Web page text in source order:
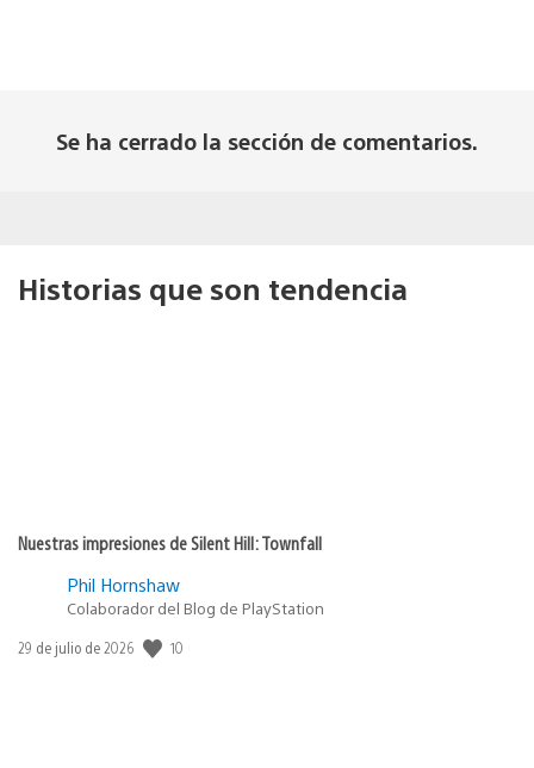
Se ha cerrado la sección de comentarios.
Historias que son tendencia
Nuestras impresiones de Silent Hill: Townfall
Phil Hornshaw
Colaborador del Blog de PlayStation
Fecha
29 de julio de 2026 10